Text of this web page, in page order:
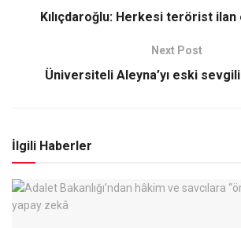
Kılıçdaroğlu: Herkesi terörist
Next Post
Üniversiteli Aleyna’yı eski
İlgili Haberler